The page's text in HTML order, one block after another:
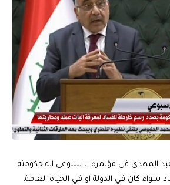
المهدي في مؤتمره الاسبوعي انه حكومته
كان في الدولة او في الحياة العامة،